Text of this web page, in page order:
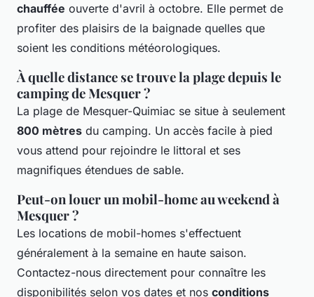
chauffée ouverte d'avril à octobre. Elle permet de
profiter des plaisirs de la baignade quelles que
soient les conditions météorologiques.
À quelle distance se trouve la plage depuis le
camping de Mesquer ?
La plage de Mesquer-Quimiac se situe à seulement
800 mètres du camping. Un accès facile à pied
vous attend pour rejoindre le littoral et ses
magnifiques étendues de sable.
Peut-on louer un mobil-home au weekend à
Mesquer ?
Les locations de mobil-homes s'effectuent
généralement à la semaine en haute saison.
Contactez-nous directement pour connaître les
disponibilités selon vos dates et nos conditions